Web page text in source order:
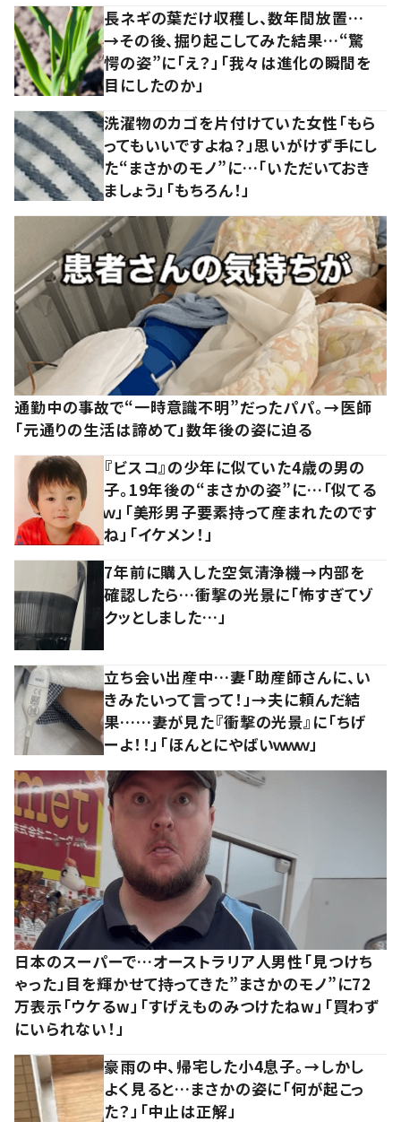
長ネギの葉だけ収穫し、数年間放置…
→その後、掘り起こしてみた結果…“驚
愕の姿”に「え？」「我々は進化の瞬間を
目にしたのか」
洗濯物のカゴを片付けていた女性「もら
ってもいいですよね？」思いがけず手にし
た“まさかのモノ”に…「いただいておき
ましょう」「もちろん！」
通勤中の事故で“一時意識不明”だったパパ。→医師
「元通りの生活は諦めて」数年後の姿に迫る
『ビスコ』の少年に似ていた4歳の男の
子。19年後の“まさかの姿”に…「似てる
ｗ」「美形男子要素持って産まれたのです
ね」「イケメン！」
7年前に購入した空気清浄機→内部を
確認したら…衝撃の光景に「怖すぎてゾ
クッとしました…」
立ち会い出産中…妻「助産師さんに、い
きみたいって言って！」→夫に頼んだ結
果……妻が見た『衝撃の光景』に「ちげ
ーよ！！」「ほんとにやばいｗｗｗ」
日本のスーパーで…オーストラリア人男性「見つけち
ゃった」目を輝かせて持ってきた”まさかのモノ”に72
万表示「ウケるw」「すげえものみつけたねw」「買わず
にいられない！」
豪雨の中、帰宅した小4息子。→しかし
よく見ると…まさかの姿に「何が起こっ
た？」「中止は正解」